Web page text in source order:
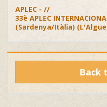
APLEC - //
33è APLEC
(Sardenya/Itàlia)
Back